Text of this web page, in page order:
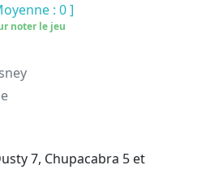
: 0]
noter le jeu
7, Chupacabra 5 et